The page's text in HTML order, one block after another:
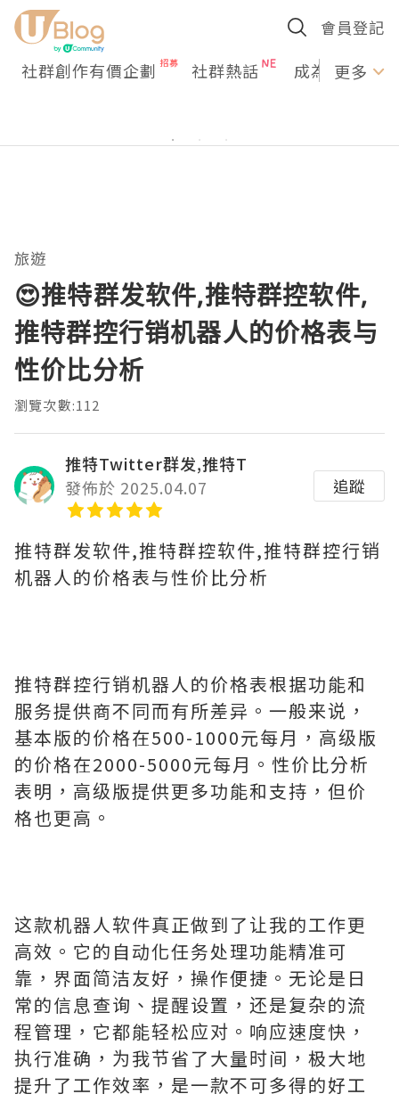
會員登記
社群創作有價企劃 社群熱話 成為U更多
旅遊
😍推特群发软件,推特群控软件,
推特群控行销机器人的价格表与
性价比分析
瀏覽次數:112
推特Twitter群发,推特T
發佈於 2025.04.07
追蹤
推特群发软件,推特群控软件,推特群控行销
机器人的价格表与性价比分析
推特群控行销机器人的价格表根据功能和
服务提供商不同而有所差异。一般来说，
基本版的价格在500-1000元每月，高级版
的价格在2000-5000元每月。性价比分析
表明，高级版提供更多功能和支持，但价
格也更高。
这款机器人软件真正做到了让我的工作更
高效。它的自动化任务处理功能精准可
靠，界面简洁友好，操作便捷。无论是日
常的信息查询、提醒设置，还是复杂的流
程管理，它都能轻松应对。响应速度快，
执行准确，为我节省了大量时间，极大地
提升了工作效率，是一款不可多得的好工